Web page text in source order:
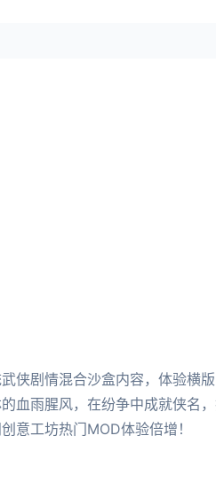
侠剧情混合沙盒内容，体验横版
血雨腥风，在纷争中成就侠名
意工坊热门MOD体验倍增！